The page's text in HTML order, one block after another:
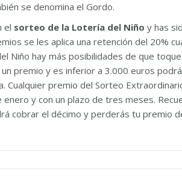
se denomina el Gordo.
el sorteo de la Lotería del Niño y has
se les aplica una retención del 20%
Niño hay más posibilidades de que
premio y es inferior a 3.000 euros
Cualquier premio del Sorteo
y con un plazo de tres meses.
cobrar el décimo y perderás tu premio